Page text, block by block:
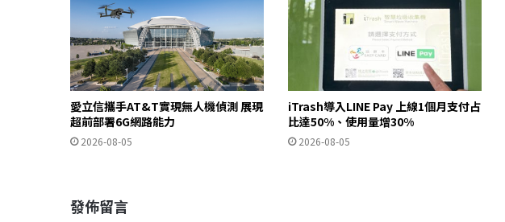
愛立信攜手AT&T實現無人機偵測 展現
超前部署6G網路能力
2026-08-05
iTrash導入LINE Pay 上線1個月支付占
比達50%、使用量增30%
2026-08-05
發佈留言